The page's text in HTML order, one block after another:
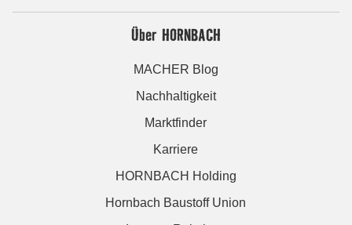
Über HORNBACH
MACHER Blog
Nachhaltigkeit
Marktfinder
Karriere
HORNBACH Holding
Hornbach Baustoff Union